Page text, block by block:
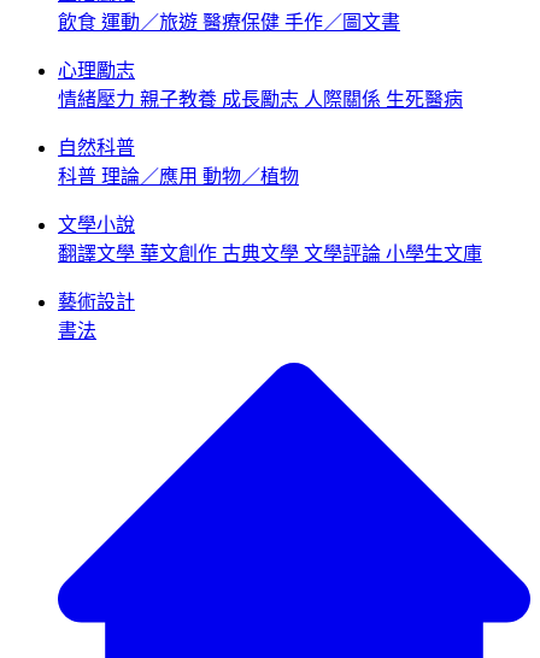
飲食 運動／旅遊 醫療保健 手作／圖文書
心理勵志
情緒壓力 親子教養 成長勵志 人際關係 生死醫病
自然科普
科普 理論／應用 動物／植物
文學小說
翻譯文學 華文創作 古典文學 文學評論 小學生文庫
藝術設計
書法